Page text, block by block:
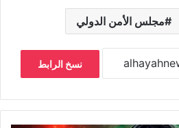
مجلس الأمن الدولي
نسخ الرابط